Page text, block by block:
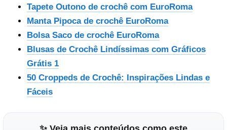
Tapete Outono de crochê com EuroRoma
Manta Pipoca de crochê EuroRoma
Bolsa Saco de crochê EuroRoma
Blusas de Crochê Lindíssimas com Gráficos
Grátis 1
50 Croppeds de Crochê: Inspirações Lindas e
Fáceis